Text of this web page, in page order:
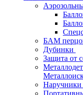
БАМ
Дубинки
Защита от
Наручники